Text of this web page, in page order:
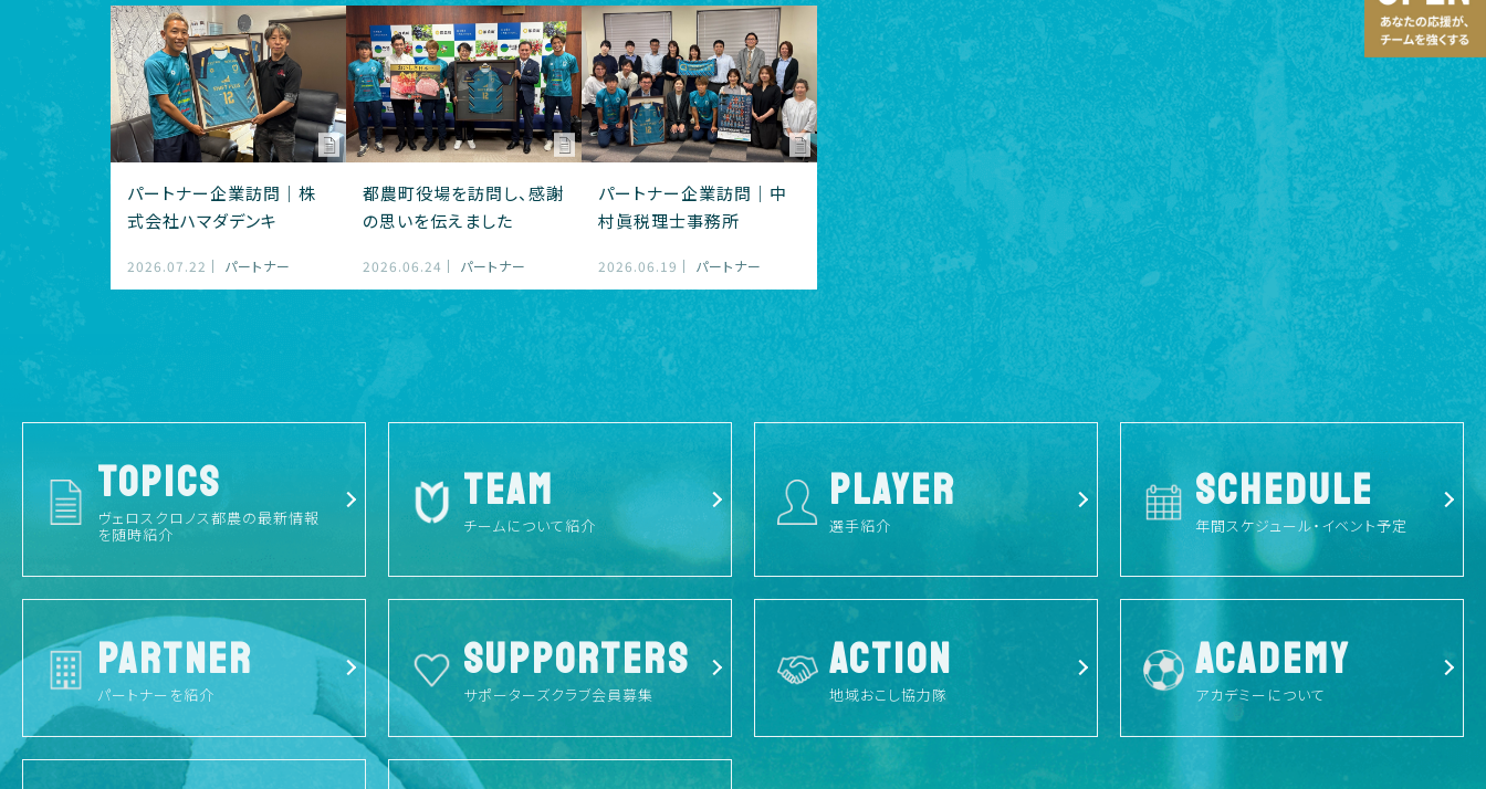
パートナー企業訪問｜株
式会社ハマダデンキ
2026.07.22 パートナー
都農町役場を訪問し、感謝
の思いを伝えました
2026.06.24 パートナー
パートナー企業訪問｜中
村眞税理士事務所
2026.06.19 パートナー
TOPICS
ヴェロスクロノス都農の最新情報
を随時紹介
TEAM
チームについて紹介
PLAYER
選手紹介
SCHEDULE
年間スケジュール・イベント予定
PARTNER
パートナーを紹介
SUPPORTERS
サポーターズクラブ会員募集
ACTION
地域おこし協力隊
ACADEMY
アカデミーについて